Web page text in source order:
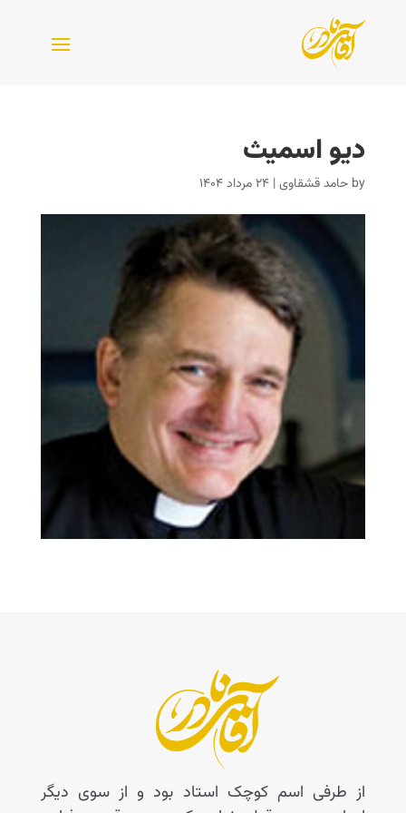
دیو اسمیث
by حامد قشقاوی| ۲۴ مرداد ۱۴۰۴
از طرفی اسم کوچک استاد بود و از سوی دیگر